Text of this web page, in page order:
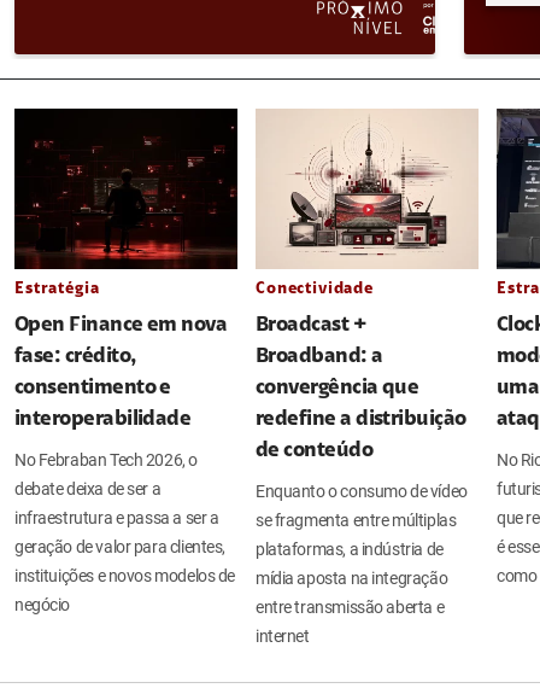
Estratégia
Open Finance em nova
fase: crédito,
consentimento e
interoperabilidade
No Febraban Tech 2026, o
debate deixa de ser a
infraestrutura e passa a ser a
geração de valor para clientes,
instituições e novos modelos de
negócio
Conectividade
Broadcast +
Broadband: a
convergência que
redefine a distribuição
de conteúdo
Enquanto o consumo de vídeo
se fragmenta entre múltiplas
plataformas, a indústria de
mídia aposta na integração
entre transmissão aberta e
internet
No
que
é
como